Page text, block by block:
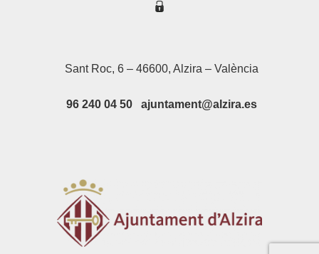
Sant Roc, 6 – 46600, Alzira – València
96 240 04 50 ajuntament@alzira.es